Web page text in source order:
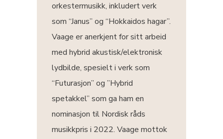
orkestermusikk, inkludert verk
som “Janus” og “Hokkaidos hagar”.
Vaage er anerkjent for sitt arbeid
med hybrid akustisk/elektronisk
lydbilde, spesielt i verk som
“Futurasjon” og ”Hybrid
spetakkel” som ga ham en
nominasjon til Nordisk råds
musikkpris i 2022. Vaage mottok